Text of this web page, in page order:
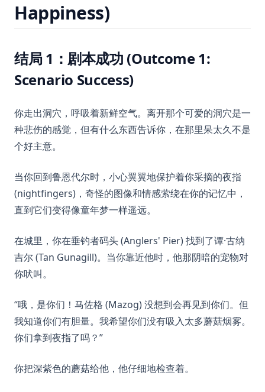
Happiness)
结局 1：剧本成功 (Outcome 1:
Scenario Success)
你走出洞穴，呼吸着新鲜空气。离开那个可爱的洞穴是一
种悲伤的感觉，但有什么东西告诉你，在那里呆太久不是
个好主意。
当你回到鲁恩代尔时，小心翼翼地保护着你采摘的夜指
(nightfingers)，奇怪的图像和情感萦绕在你的记忆中，
直到它们变得像童年梦一样遥远。
在城里，你在垂钓者码头 (Anglers' Pier) 找到了谭·古纳
吉尔 (Tan Gunagill)。当你靠近他时，他那阴暗的宠物对
你吠叫。
“哦，是你们！马佐格 (Mazog) 没想到会再见到你们。但
我知道你们有胆量。我希望你们没有吸入太多蘑菇烟雾。
你们拿到夜指了吗？”
你把深紫色的蘑菇给他，他仔细地检查着。